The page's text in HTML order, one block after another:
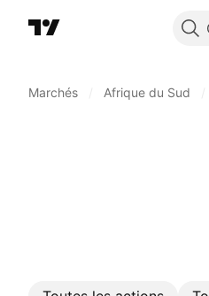
Marchés Afrique du Sud